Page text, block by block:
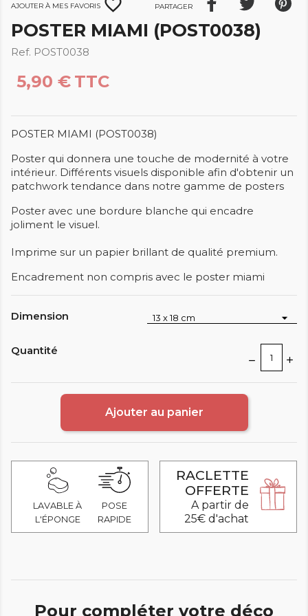
Ajouter à mes favoris favorite_border Partager
POSTER MIAMI (POST0038)
Ref. POST0038
5,90 € TTC
POSTER MIAMI (POST0038)
Poster qui donnera une touche de modernité à votre
intérieur. Différents visuels disponible afin d'obtenir un
patchwork tendance dans notre gamme de posters
Poster avec une bordure blanche qui encadre
joliment le visuel.
Imprime sur un papier brillant de qualité premium.
Encadrement non compris avec le poster miami
Dimension
Quantité
Ajouter au panier
LAVABLE À
L'ÉPONGE
POSE
RAPIDE
RACLETTE
OFFERTE
A partir de
25€ d'achat
Pour compléter votre déco